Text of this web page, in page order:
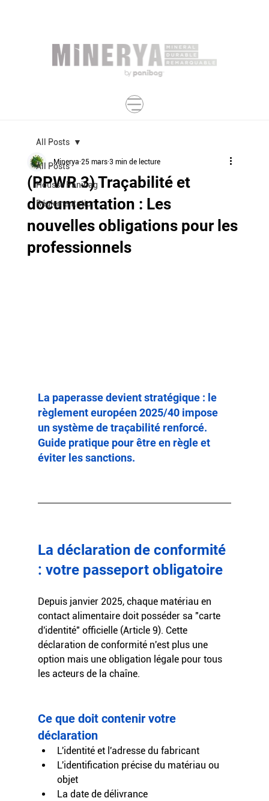
All Posts
Housse Panibag
Réglementation
All Posts
(PPWR 3) Traçabilité et
documentation : Les
nouvelles obligations pour les
professionnels
Minerya 25 mars 3 min de lecture
La paperasse devient stratégique : le
règlement européen 2025/40 impose
un système de traçabilité renforcé.
Guide pratique pour être en règle et
éviter les sanctions.
La déclaration de conformité
: votre passeport obligatoire
Depuis janvier 2025, chaque matériau en
contact alimentaire doit posséder sa "carte
d'identité" officielle (Article 9). Cette
déclaration de conformité n'est plus une
option mais une obligation légale pour tous
les acteurs de la chaîne.
Ce que doit contenir votre
déclaration
L'identité et l'adresse du fabricant
L'identification précise du matériau ou
objet
La date de délivrance